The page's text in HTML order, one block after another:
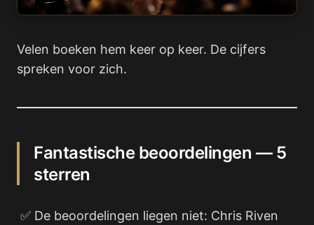
Velen boeken hem keer op keer. De cijfers
spreken voor zich.
Fantastische beoordelingen — 5
sterren
✅ De beoordelingen liegen niet: Chris Riven